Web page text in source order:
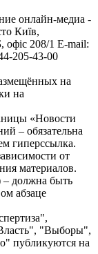
онлайн-медиа -
Київ,
208/1 E-mail:
205-43-00
на
на
«Новости
– обязательна
гиперссылка.
от
материалов.
– должна быть
абзаце
"Выборы",
публикуются на